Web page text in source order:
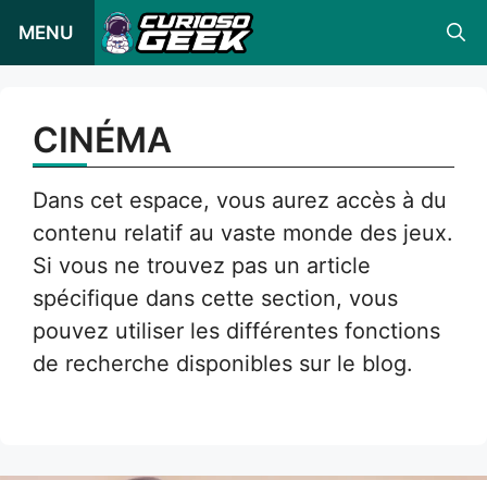
MENU
CINÉMA
Dans cet espace, vous aurez accès à du
contenu relatif au vaste monde des jeux.
Si vous ne trouvez pas un article
spécifique dans cette section, vous
pouvez utiliser les différentes fonctions
de recherche disponibles sur le blog.